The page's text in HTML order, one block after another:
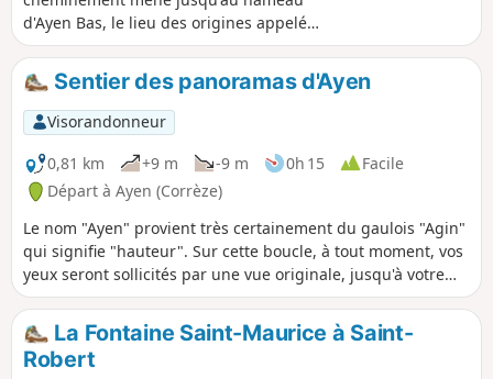
d'Ayen Bas, le lieu des origines appelé
aux XIIème siècle "Ayen l’Église".
Témoins de ce riche passé : le château
de la Chabroulie et l'hôtel noble de
Razat. Imaginez également remonter la
nef de l'église romane, démolie à la fin
du XIXème, dont les enjeux, les
modillons et les peintures de la porte
principale ont été intégrés lors de la
construction de l'actuelle église d'Ayen.
Sentier des panoramas d'Ayen
Visorandonneur
0,81 km
+9 m -9 m 0h 15
Facile
Départ à Ayen (Corrèze)
Le nom "Ayen" provient très certainement du gaulois "Agin"
qui signifie "hauteur". Sur cette boucle, à tout moment, vos
yeux seront sollicités par une vue originale, jusqu'à votre
arrivée sur le puy d'Ayen, point culminant de l'Yssandonnais
( 377m) avec un panorama à 360°. Ce relief en calcaire se
nomme Butte témoin et constitue un écosystème rare à
préserver (orchidées, empuses, papillons)
La Fontaine Saint-Maurice à Saint-
Robert